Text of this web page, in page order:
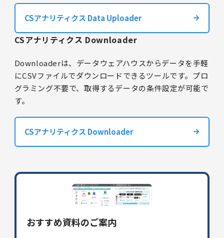
CSアナリティクス Data Uploader
CSアナリティクス Downloader
Downloaderは、データウェアハウスからデータを手軽
にCSVファイルでダウンロードできるツールです。プロ
グラミング不要で、取得するデータの条件設定が可能で
す。
CSアナリティクス Downloader
おすすめ資料のご案内